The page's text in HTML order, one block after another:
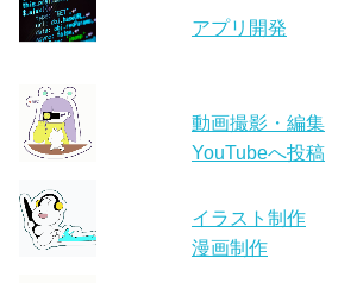
アプリ開発
動画撮影・編集
YouTubeへ投稿
イラスト制作
漫画制作